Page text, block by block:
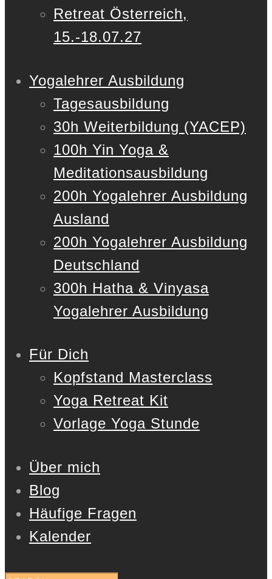
Retreat Österreich,
15.-18.07.27
Yogalehrer Ausbildung
Tagesausbildung
30h Weiterbildung (YACEP)
100h Yin Yoga &
Meditationsausbildung
200h Yogalehrer Ausbildung
Ausland
200h Yogalehrer Ausbildung
Deutschland
300h Hatha & Vinyasa
Yogalehrer Ausbildung
Für Dich
Kopfstand Masterclass
Yoga Retreat Kit
Vorlage Yoga Stunde
Über mich
Blog
Häufige Fragen
Kalender